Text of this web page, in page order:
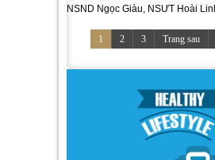
NSND Ngọc Giàu, NSƯT Hoài
1
2 3 Trang sau